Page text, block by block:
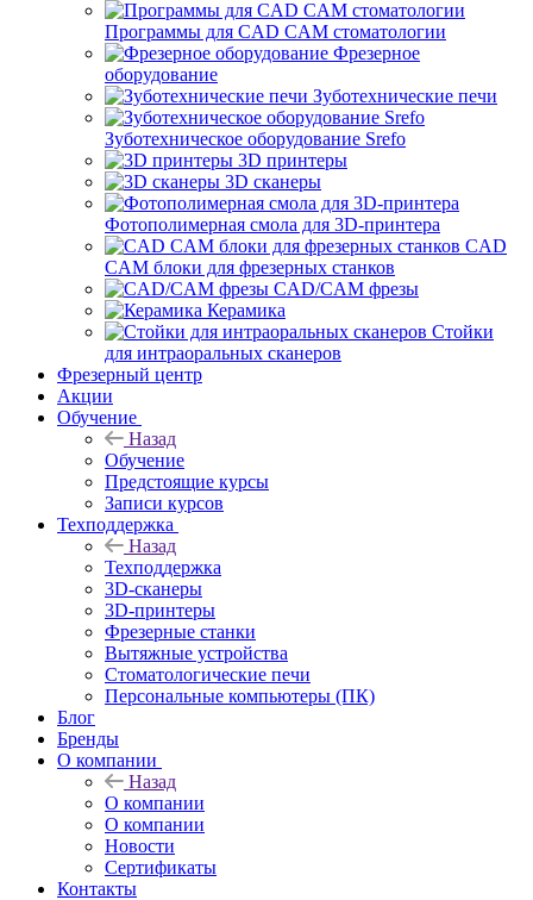
Программы для CAD CAM стоматологии
Фрезерное
оборудование
Зуботехнические печи
Зуботехническое оборудование Srefo
3D принтеры
3D сканеры
Фотополимерная смола для 3D-принтера
CAD
CAM блоки для фрезерных станков
CAD/CAM фрезы
Керамика
Стойки
для интраоральных сканеров
Фрезерный центр
Акции
Обучение
Назад
Обучение
Предстоящие курсы
Записи курсов
Техподдержка
Назад
Техподдержка
3D-сканеры
3D-принтеры
Фрезерные станки
Вытяжные устройства
Стоматологические печи
Персональные компьютеры (ПК)
Блог
Бренды
О компании
Назад
О компании
О компании
Новости
Сертификаты
Контакты